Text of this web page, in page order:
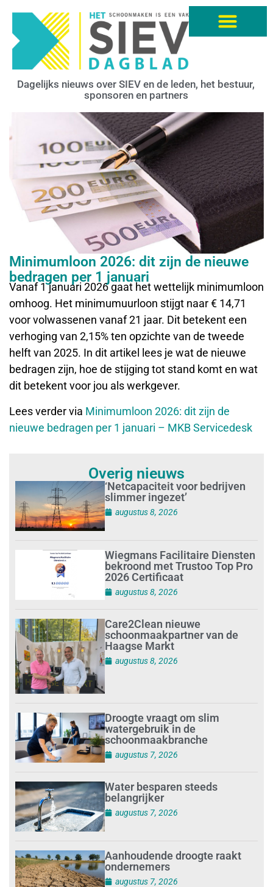
Dagelijks nieuws over SIEV en de leden, het bestuur,
sponsoren en partners
Minimumloon 2026: dit zijn de nieuwe
bedragen per 1 januari
Vanaf 1 januari 2026 gaat het wettelijk minimumloon
omhoog. Het minimumuurloon stijgt naar € 14,71
voor volwassenen vanaf 21 jaar. Dit betekent een
verhoging van 2,15% ten opzichte van de tweede
helft van 2025. In dit artikel lees je wat de nieuwe
bedragen zijn, hoe de stijging tot stand komt en wat
dit betekent voor jou als werkgever.
Lees verder via Minimumloon 2026: dit zijn de
nieuwe bedragen per 1 januari – MKB Servicedesk
Overig nieuws
‘Netcapaciteit voor bedrijven
slimmer ingezet’
augustus 8, 2026
Wiegmans Facilitaire Diensten
bekroond met Trustoo Top Pro
2026 Certificaat
augustus 8, 2026
Care2Clean nieuwe
schoonmaakpartner van de
Haagse Markt
augustus 8, 2026
Droogte vraagt om slim
watergebruik in de
schoonmaakbranche
augustus 7, 2026
Water besparen steeds
belangrijker
augustus 7, 2026
Aanhoudende droogte raakt
ondernemers
augustus 7, 2026